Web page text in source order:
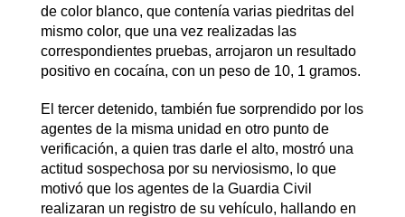
de color blanco, que contenía varias piedritas del
mismo color, que una vez realizadas las
correspondientes pruebas, arrojaron un resultado
positivo en cocaína, con un peso de 10, 1 gramos.
El tercer detenido, también fue sorprendido por los
agentes de la misma unidad en otro punto de
verificación, a quien tras darle el alto, mostró una
actitud sospechosa por su nerviosismo, lo que
motivó que los agentes de la Guardia Civil
realizaran un registro de su vehículo, hallando en